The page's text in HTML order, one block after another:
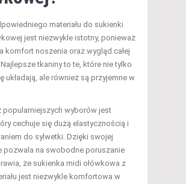
materiału do sukienki
jest niezwykle istotny, ponieważ
komfort noszenia oraz wygląd całej
tkaniny to te, które nie tylko
układają, ale również są przyjemne w
popularniejszych wyborów jest
cechuje się dużą elastycznością i
do sylwetki. Dzięki swojej
pozwala na swobodne poruszanie
że sukienka midi ołówkowa z
jest niezwykle komfortowa w